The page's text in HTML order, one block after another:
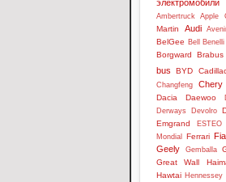
электромобили
Ambertruck
Apple
Martin
Audi
BelGee Bell Benelli
Borgward Brabus
bus BYD
Changfeng Chery
Dacia Daewoo
Derways
Devolro
Emgrand
ESTEO
Mondial
Ferrari
Geely Gemballa
Great Wall
Hawtai Hennessey